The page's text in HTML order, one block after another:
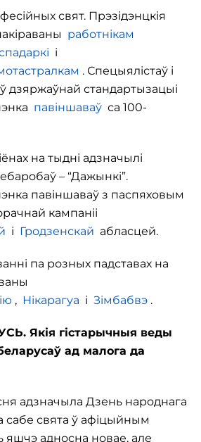
свят. Прэзідэнцкія
работнікам
і
. Спецыялістаў і
дзяржаўнай стандартызацыі
павіншаваў са 100-
на тыдні адзначылі
– “Дажынкі”.
павіншаваў з паспяховым
кампаніі
і Гродзенскай абласцей.
па розных падставах на
, Нікарагуа і Зімбабвэ .
Якія гістарычныя веды
ад малога да
адзначыла Дзень народнага
сабе свята ў афіцыйным
яшчэ адносна новае, але